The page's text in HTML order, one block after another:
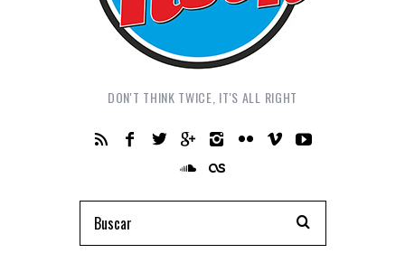
DON'T THINK TWICE, IT'S ALL RIGHT